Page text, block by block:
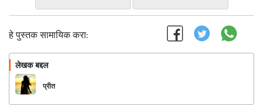
हे पुस्तक सामायिक करा:
लेखक बद्दल
प्रीत